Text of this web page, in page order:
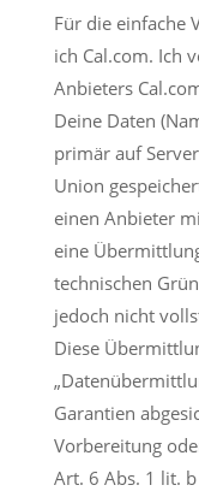
Für die einfache
ich Cal.com. Ich
Anbieters
Deine Daten
primär auf
Union
einen Anbieter
eine
technischen
jedoch nicht
Diese
Garantien
Vorbereitung
Art. 6 Abs. 1 lit. b